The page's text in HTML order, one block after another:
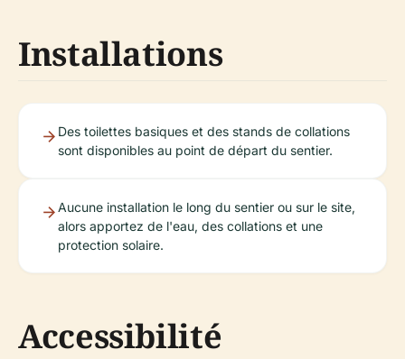
Installations
Des toilettes basiques et des stands de collations
sont disponibles au point de départ du sentier.
Aucune installation le long du sentier ou sur le site,
alors apportez de l'eau, des collations et une
protection solaire.
Accessibilité